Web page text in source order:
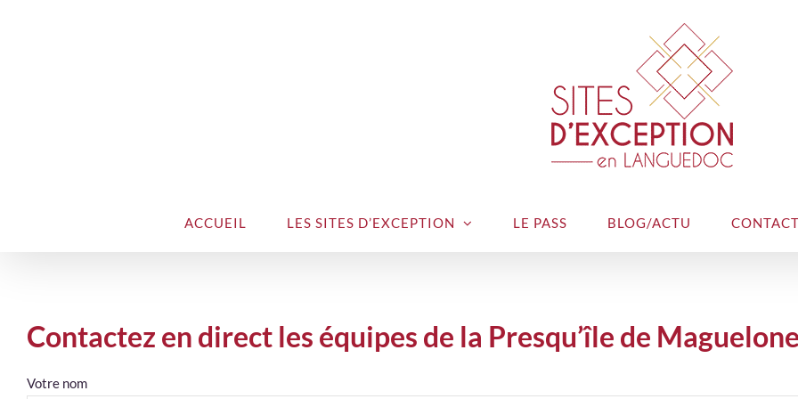
ACCUEIL LES SITES D’EXCEPTION LE PASS BLOG/ACTU
Contactez en direct les équipes de la Presqu’île de
Votre nom